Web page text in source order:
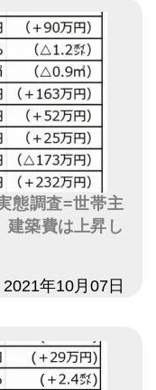
態調査=世帯主
建築費は上昇し
2021年10月07日